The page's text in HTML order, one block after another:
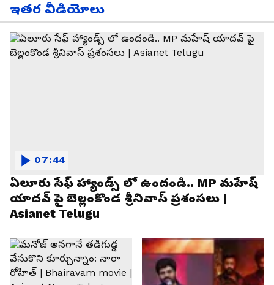
ఇతర వీడియోలు
ఏలూరు సేఫ్ హ్యాండ్స్ లో ఉందండి.. MP మహేష్
యాదవ్ పై బెల్లంకొండ శ్రీనివాస్ ప్రశంసలు |
Asianet Telugu
07:44